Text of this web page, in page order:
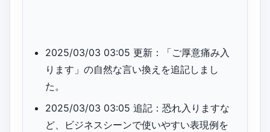
2025/03/03 03:05 更新：「ご厚意痛み入
ります」の自然な言い換えを追記しまし
た。
2025/03/03 03:05 追記：恐れ入りますな
ど、ビジネスシーンで使いやすい表現例を